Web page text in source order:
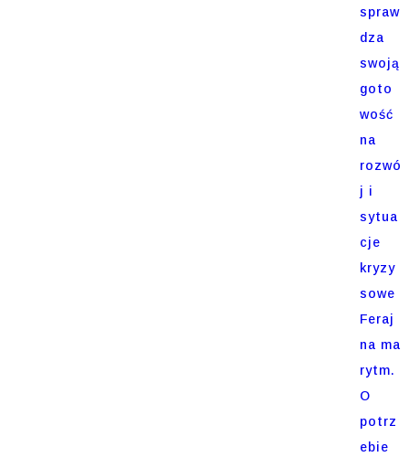
spraw
dza
swoją
goto
wość
na
rozwó
j i
sytua
cje
kryzy
sowe
Feraj
na ma
rytm.
O
potrz
ebie